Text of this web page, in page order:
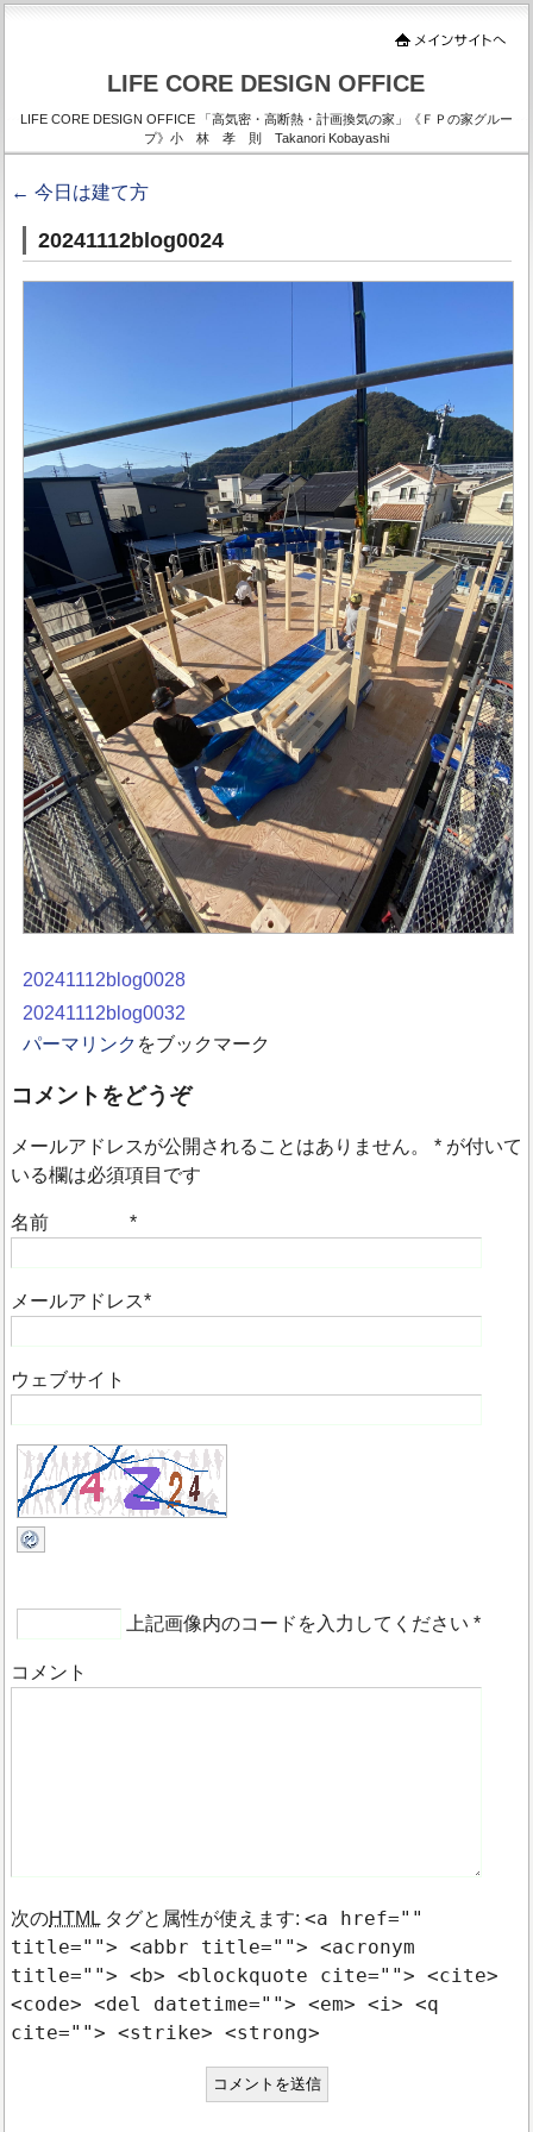
LIFE CORE DESIGN OFFICE
LIFE CORE DESIGN OFFICE 「高気密・高断熱・計画換気の家」《ＦＰの家グルー
プ》小 林 孝 則 Takanori Kobayashi
← 今日は建て方
20241112blog0024
20241112blog0028
20241112blog0032
パーマリンク をブックマーク
コメントをどうぞ
メールアドレスが公開されることはありません。* が付いて
いる欄は必須項目です
名前 *
メールアドレス*
ウェブサイト
上記画像内のコードを入力してください *
コメント
次のHTMLタグと属性が使えます:<a href=""
title=""> <abbr title=""> <acronym
title=""> <b> <blockquote cite=""> <cite>
<code> <del datetime=""> <em> <i> <q
cite=""> <strike> <strong>